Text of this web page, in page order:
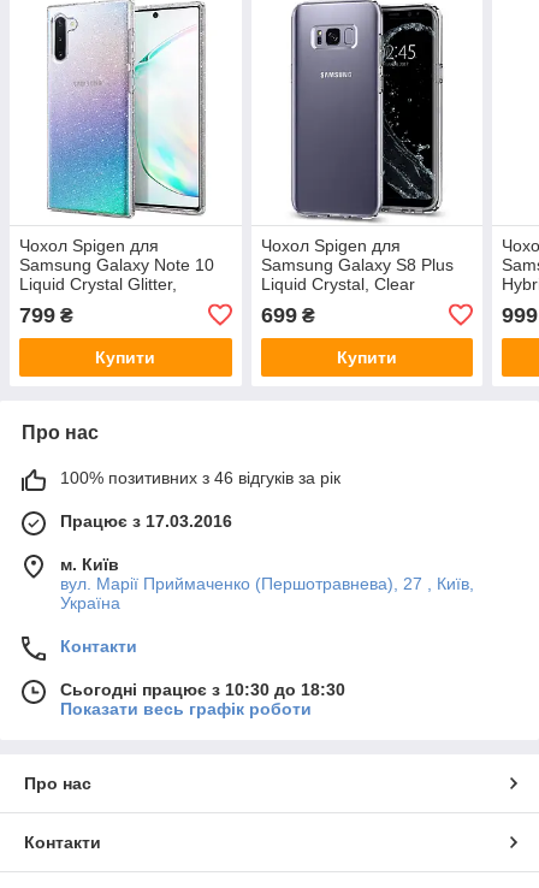
Чохол Spigen для
Samsung Galaxy Note 10
Liquid Crystal Glitter,
(628CS27371)
799 ₴
Купити
Чохол Spigen для
Samsung Galaxy S8 Plus
Liquid Crystal, Clear
699₴
Купити
999
Про нас
100% позитивних з 46 відгуків за рік
Працює з 17.03.2016
м. Київ
вул. Марії Приймаченко (Першотравнева), 27 , Київ,
Україна
Контакти
Сьогодні працює з 10:30 до 18:30
Показати весь графік роботи
Про нас
Контакти